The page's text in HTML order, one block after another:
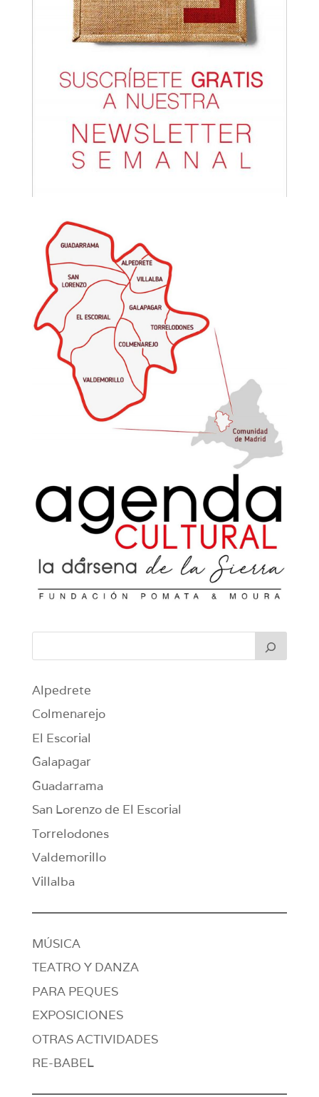
Alpedrete
Colmenarejo
El Escorial
Galapagar
Guadarrama
San Lorenzo de El Escorial
Torrelodones
Valdemorillo
Villalba
MÚSICA
TEATRO Y DANZA
PARA PEQUES
EXPOSICIONES
OTRAS ACTIVIDADES
RE-BABEL